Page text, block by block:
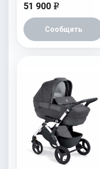
51 900 e
Сообщить